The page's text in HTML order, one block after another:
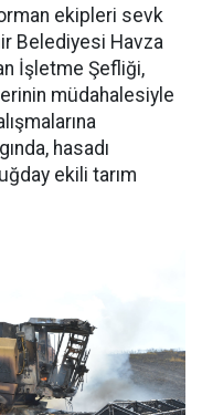
ekipleri sevk
Belediyesi Havza
İşletme Şefliği,
müdahalesiyle
hasadı
ekili tarım